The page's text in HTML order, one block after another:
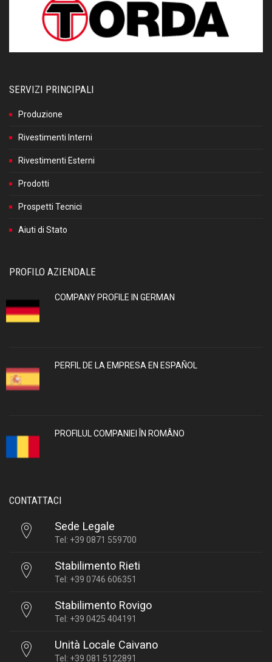
SERVIZI PRINCIPALI
Produzione
Rivestimenti Interni
Rivestimenti Esterni
Prodotti
Prospetti Tecnici
Aiuti di Stato
PROFILO AZIENDALE
COMPANY PROFILE IN GERMAN
PERFIL DE LA EMPRESA EN ESPAÑOL
PROFILUL COMPANIEI ÎN ROMÂNO
CONTATTACI
Sede Legale
Tel: +39 0871 559700
Stabilimento Rieti
Tel: +39 0746 606351
Stabilimento Rovigo
Tel: +39 0425 404191
Unità Locale Caivano
Tel: +39 081 5122891